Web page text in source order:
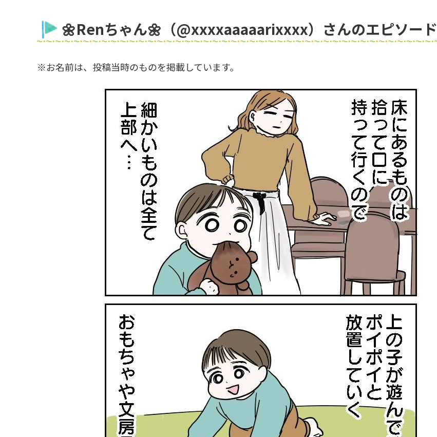
🌼Renちゃん🌼（@xxxxaaaaarixxxx）さんのエピソード
※お名前は、投稿当時のものを掲載しています。